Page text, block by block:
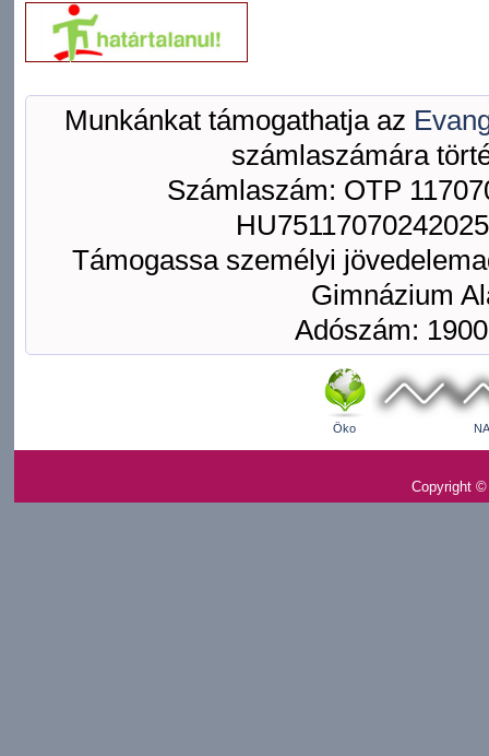
Munkánkat támogathatja az
számlaszámára
Számlaszám: OTP
Támogassa személyi
Gimnázium
Adószám:
Öko
Copyright